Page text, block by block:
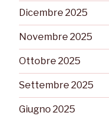
Dicembre 2025
Novembre 2025
Ottobre 2025
Settembre 2025
Giugno 2025